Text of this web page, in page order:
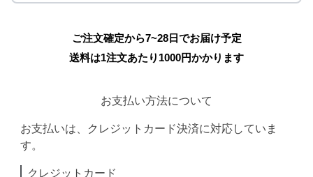
ご注文確定から7~28日でお届け予定
送料は1注文あたり 1000円かかります
お支払い方法について
お支払いは、クレジットカード決済に対応していま
す。
クレジットカード